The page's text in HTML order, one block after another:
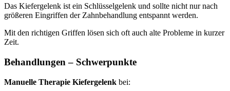
Das Kiefergelenk ist ein Schlüsselgelenk und sollte nicht nur nach
größeren Eingriffen der Zahnbehandlung entspannt werden.
Mit den richtigen Griffen lösen sich oft auch alte Probleme in kurzer
Zeit.
Behandlungen – Schwerpunkte
Manuelle Therapie Kiefergelenk bei: